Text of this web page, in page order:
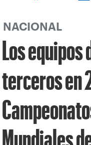
NACIONAL
Los equipos
terceros en
Mundiales